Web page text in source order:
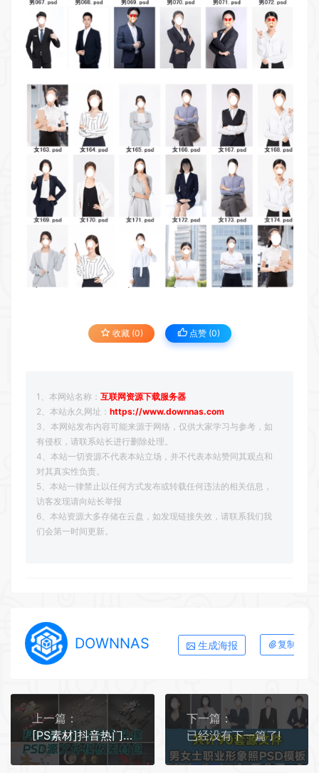
收藏 (0) 点赞 (0)
1、本网站名称： 互联网资源下载服务器
2、本站永久网址： https://www.downnas.com
3、本网站发布内容可能来源于网络，仅供大家学习与参考，如
有侵权，请联系站长进行删除处理。
4、本站一切资源不代表本站立场，并不代表本站赞同其观点和
对其真实性负责。
5、本站一律禁止以任何方式发布或转载任何违法的相关信息，
访客发现请向站长举报
6、本站资源大多存储在云盘，如发现链接失效，请联系我们我
们会第一时间更新。
DOWNNAS 生成海报 复制本文
上一篇：
[PS素材]抖音热门姓氏签名头像PSD源文件模板素材包，超30G素材合集
下一篇：
已经没有下一篇了!